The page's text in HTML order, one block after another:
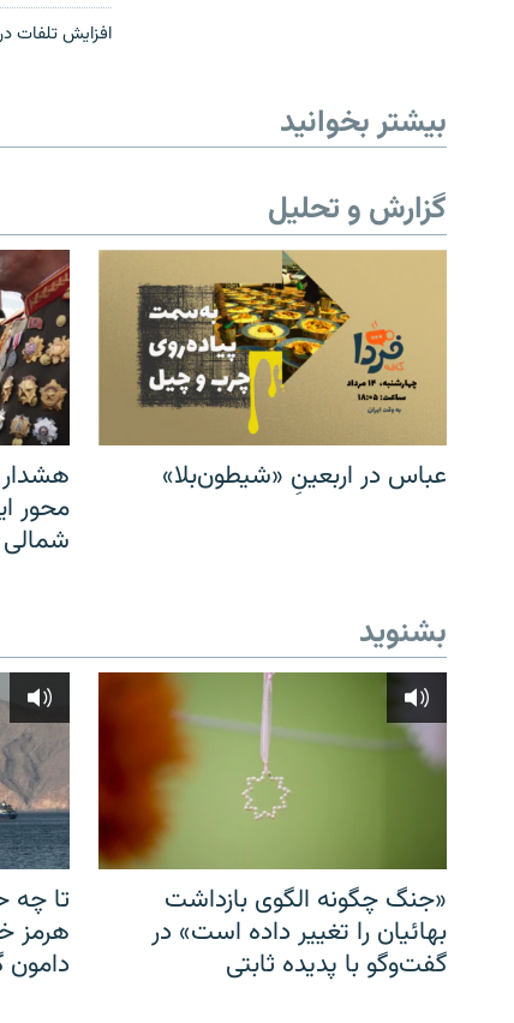
افزایش تلفات
بیشتر بخوانید
گزارش و تحلیل
عباس در اربعینِ «شیطون‌بلا»
هشدار
محور
بشنوید
«جنگ چگونه الگوی بازداشت
بهائیان را تغییر داده است» در
گفت‌وگو با پدیده ثابتی
تا چه
هرمز
دامون